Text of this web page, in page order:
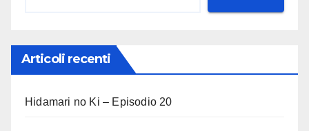
Articoli recenti
Hidamari no Ki – Episodio 20